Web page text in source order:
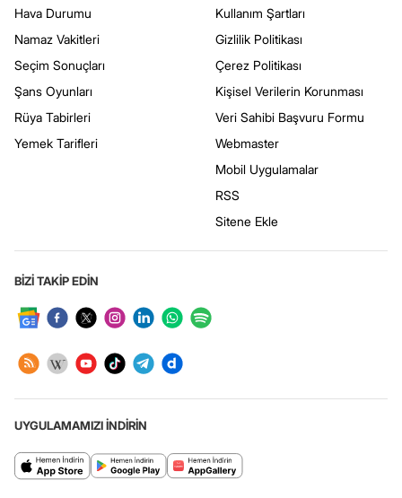
Hava Durumu
Namaz Vakitleri
Seçim Sonuçları
Şans Oyunları
Rüya Tabirleri
Yemek Tarifleri
Kullanım Şartları
Gizlilik Politikası
Çerez Politikası
Kişisel Verilerin Korunması
Veri Sahibi Başvuru Formu
Webmaster
Mobil Uygulamalar
RSS
Sitene Ekle
BİZİ TAKİP EDİN
UYGULAMAMIZI İNDİRİN